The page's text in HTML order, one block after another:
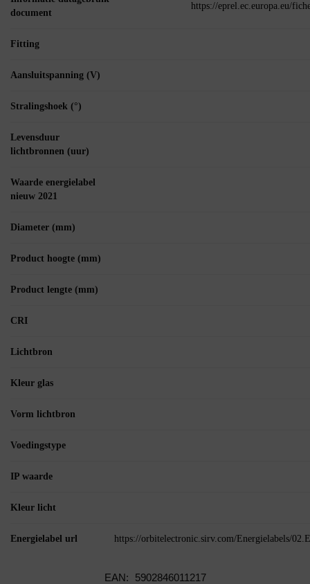
document
https://eprel.ec.europa.eu/
Fitting
Aansluitspanning (V)
Stralingshoek (°)
Levensduur
lichtbronnen (uur)
Waarde energielabel
nieuw 2021
Diameter (mm)
Product hoogte (mm)
Product lengte (mm)
CRI
Lichtbron
Kleur glas
Vorm lichtbron
Voedingstype
IP waarde
Kleur licht
Energielabel url https://orbitelectronic.sirv.com/Energielabels/
EAN:
5902846011217